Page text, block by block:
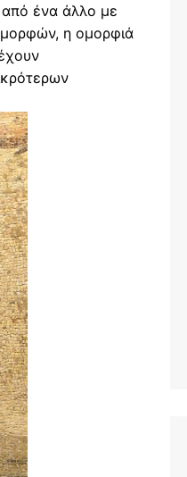
από ένα άλλο με
η ομορφιά